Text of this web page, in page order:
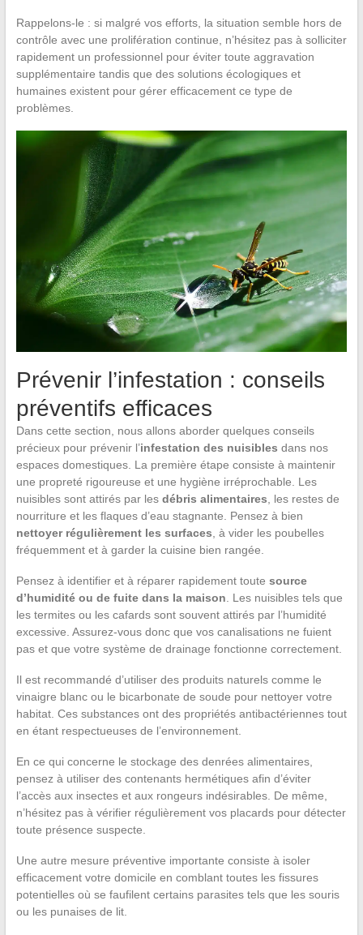
Rappelons-le : si malgré vos efforts, la situation semble hors de
contrôle avec une prolifération continue, n’hésitez pas à solliciter
rapidement un professionnel pour éviter toute aggravation
supplémentaire tandis que des solutions écologiques et
humaines existent pour gérer efficacement ce type de
problèmes.
Prévenir l’infestation : conseils
préventifs efficaces
Dans cette section, nous allons aborder quelques conseils
précieux pour prévenir l’infestation des nuisibles dans nos
espaces domestiques. La première étape consiste à maintenir
une propreté rigoureuse et une hygiène irréprochable. Les
nuisibles sont attirés par les débris alimentaires , les restes de
nourriture et les flaques d’eau stagnante. Pensez à bien
nettoyer régulièrement les surfaces , à vider les poubelles
fréquemment et à garder la cuisine bien rangée.
Pensez à identifier et à réparer rapidement toute source
d’humidité ou de fuite dans la maison . Les nuisibles tels que
les termites ou les cafards sont souvent attirés par l’humidité
excessive. Assurez-vous donc que vos canalisations ne fuient
pas et que votre système de drainage fonctionne correctement.
Il est recommandé d’utiliser des produits naturels comme le
vinaigre blanc ou le bicarbonate de soude pour nettoyer votre
habitat. Ces substances ont des propriétés antibactériennes tout
en étant respectueuses de l’environnement.
En ce qui concerne le stockage des denrées alimentaires,
pensez à utiliser des contenants hermétiques afin d’éviter
l’accès aux insectes et aux rongeurs indésirables. De même,
n’hésitez pas à vérifier régulièrement vos placards pour détecter
toute présence suspecte.
Une autre mesure préventive importante consiste à isoler
efficacement votre domicile en comblant toutes les fissures
potentielles où se faufilent certains parasites tels que les souris
ou les punaises de lit.